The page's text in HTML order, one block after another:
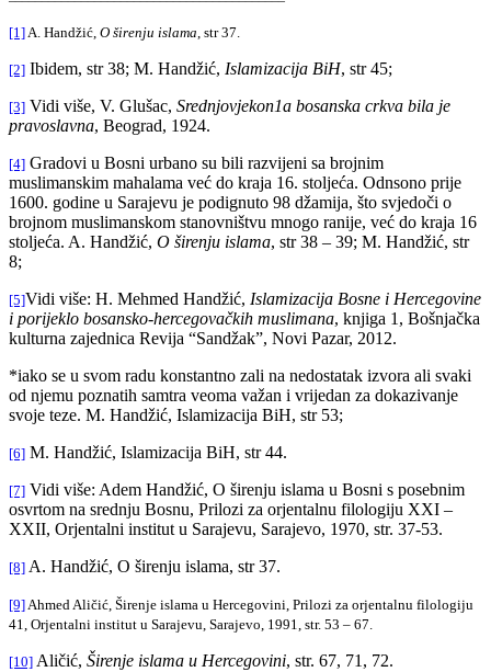
[1]A. Handžić, O širenju islama, str 37.
[2] Ibidem, str 38; M. Handžić, Islamizacija BiH, str 45;
[3] Vidi više, V. Glušac, Srednjovjekon1a bosanska crkva bila je
pravoslavna, Beograd, 1924.
[4] Gradovi u Bosni urbano su bili razvijeni sa brojnim
muslimanskim mahalama već do kraja 16. stoljeća. Odnsono prije
1600. godine u Sarajevu je podignuto 98 džamija, što svjedoči o
brojnom muslimanskom stanovništvu mnogo ranije, već do kraja 16
stoljeća. A. Handžić, O širenju islama, str 38 – 39; M. Handžić, str
8;
[5]Vidi više: H. Mehmed Handžić, Islamizacija Bosne i Hercegovine
i porijeklo bosansko-hercegovačkih muslimana, knjiga 1, Bošnjačka
kulturna zajednica Revija “Sandžak”, Novi Pazar, 2012.
*iako se u svom radu konstantno zali na nedostatak izvora ali svaki
od njemu poznatih samtra veoma važan i vrijedan za dokazivanje
svoje teze. M. Handžić, Islamizacija BiH, str 53;
[6] M. Handžić, Islamizacija BiH, str 44.
[7] Vidi više: Adem Handžić, O širenju islama u Bosni s posebnim
osvrtom na srednju Bosnu, Prilozi za orjentalnu filologiju XXI –
XXII, Orjentalni institut u Sarajevu, Sarajevo, 1970, str. 37-53.
[8] A. Handžić, O širenju islama, str 37.
[9]Ahmed Aličić, Širenje islama u Hercegovini, Prilozi za orjentalnu filologiju
41, Orjentalni institut u Sarajevu, Sarajevo, 1991, str. 53 – 67.
[10] Aličić, Širenje islama u Hercegovini, str. 67, 71, 72.